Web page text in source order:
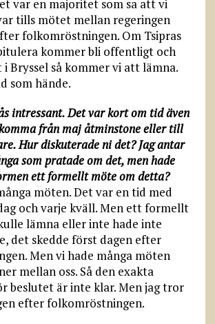
var en majoritet som sa att vi
tills mötet mellan regeringen
folkomröstningen. Om Tsipras
kommer bli offentligt och
Bryssel så kommer vi att lämna.
som hände.
intressant. Det var kort om tid även
från maj åtminstone eller till
Hur diskuterade ni det? Jag antar
som pratade om det, men hade
ett formellt möte om detta?
möten. Det var en tid med
och varje kväll. Men ett formellt
lämna eller inte hade inte
det skedde först dagen efter
Men vi hade många möten
mellan oss. Så den exakta
beslutet är inte klar. Men jag tror
efter folkomröstningen.